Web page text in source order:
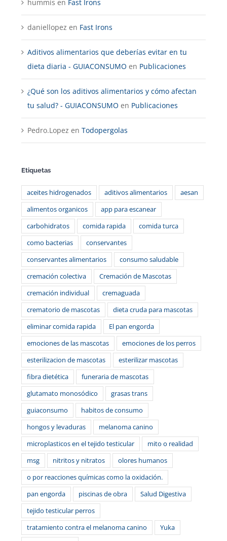
hummis en Fast Irons
daniellopez en Fast Irons
Aditivos alimentarios que deberías evitar en tu
dieta diaria - GUIACONSUMO en Publicaciones
¿Qué son los aditivos alimentarios y cómo afectan
tu salud? - GUIACONSUMO en Publicaciones
Pedro.Lopez en Todopergolas
Etiquetas
aceites hidrogenados aditivos alimentarios
aesan
alimentos organicos
app para escanear
carbohidratos
comida rapida
comida turca
como bacterias
conservantes
conservantes alimentarios
consumo saludable
cremación colectiva
Cremación de Mascotas
cremación individual
cremaguada
crematorio de mascotas
dieta cruda para mascotas
eliminar comida rapida
El pan engorda
emociones de las mascotas
emociones de los perros
esterilizacion de mascotas
esterilizar mascotas
fibra dietética
funeraria de mascotas
glutamato monosódico
grasas trans
guiaconsumo
habitos de consumo
hongos y levaduras
melanoma canino
microplasticos en el tejido testicular
mito o realidad
msg
nitritos y nitratos
olores humanos
o por reacciones químicas como la oxidación.
pan engorda
piscinas de obra
Salud Digestiva
tejido testicular perros
tratamiento contra el melanoma canino
Yuka